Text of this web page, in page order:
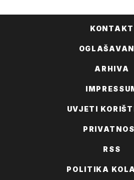
KONTAKT
ARHIVA
UVJETI
RSS
POLITIKA